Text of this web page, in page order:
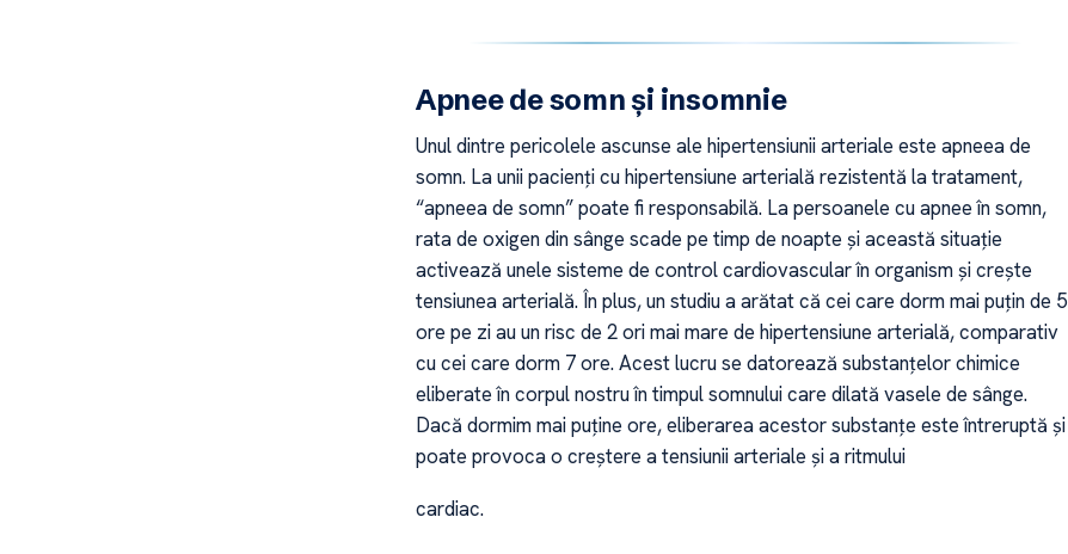
Apnee de somn și insomnie
Unul dintre pericolele ascunse ale hipertensiunii arteriale este apneea de
somn. La unii pacienți cu hipertensiune arterială rezistentă la tratament,
“apneea de somn” poate fi responsabilă. La persoanele cu apnee în somn,
rata de oxigen din sânge scade pe timp de noapte și această situație
activează unele sisteme de control cardiovascular în organism și crește
tensiunea arterială. În plus, un studiu a arătat că cei care dorm mai puțin de 5
ore pe zi au un risc de 2 ori mai mare de hipertensiune arterială, comparativ
cu cei care dorm 7 ore. Acest lucru se datorează substanțelor chimice
eliberate în corpul nostru în timpul somnului care dilată vasele de sânge.
Dacă dormim mai puține ore, eliberarea acestor substanțe este întreruptă și
poate provoca o creștere a tensiunii arteriale și a ritmului
cardiac.